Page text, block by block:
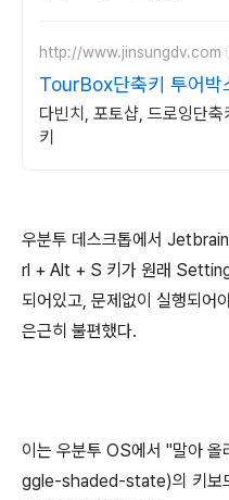
http://www.jinsungdv.com
TourBox단축키 투어박
다빈치, 포토샵, 드로잉단
키
우분투 데스크톱에서
rl + Alt + S 키가 원래
되어있고, 문제없이 실행되어
은근히 불편했다.
이는 우분투 OS에서 "말아
ggle-shaded-state)의 키보